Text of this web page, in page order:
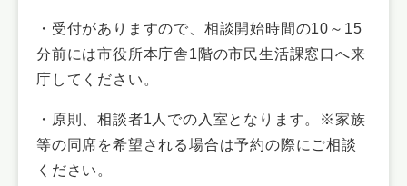
・受付がありますので、相談開始時間の10～15
分前には市役所本庁舎1階の市民生活課窓口へ来
庁してください。
・原則、相談者1人での入室となります。※家族
等の同席を希望される場合は予約の際にご相談
ください。